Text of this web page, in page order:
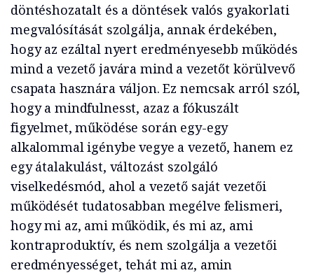
döntéshozatalt és a döntések valós gyakorlati
megvalósítását szolgálja, annak érdekében,
hogy az ezáltal nyert eredményesebb működés
mind a vezető javára mind a vezetőt körülvevő
csapata hasznára váljon. Ez nemcsak arról szól,
hogy a mindfulnesst, azaz a fókuszált
figyelmet, működése során egy-egy
alkalommal igénybe vegye a vezető, hanem ez
egy átalakulást, változást szolgáló
viselkedésmód, ahol a vezető saját vezetői
működését tudatosabban megélve felismeri,
hogy mi az, ami működik, és mi az, ami
kontraproduktív, és nem szolgálja a vezetői
eredményességet, tehát mi az, amin